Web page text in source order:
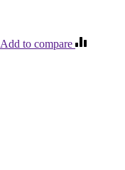
Add to compare